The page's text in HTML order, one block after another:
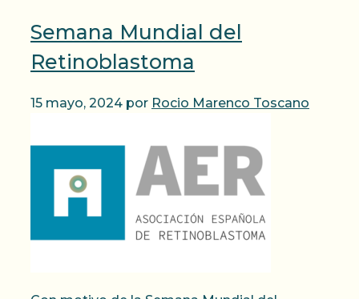
Semana Mundial del
Retinoblastoma
15 mayo, 2024 por Rocio Marenco Toscano